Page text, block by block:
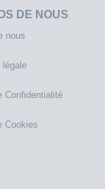
DE NOUS
nous
légale
Confidentialité
Cookies